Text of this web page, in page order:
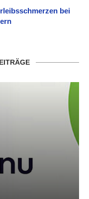
bei